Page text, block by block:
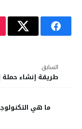
السابق
طريقة إنشاء حملة
ما هي